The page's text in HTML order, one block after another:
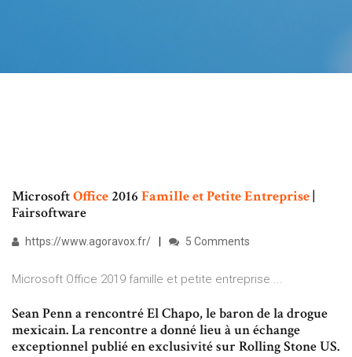
MicrosoftOffice 2016 FamilleetPetiteEntreprise|
Fairsoftware
https://www.agoravox.fr/ 5 Comments
Microsoft Office 2019 famille et petite entreprise ...
Sean Penn a rencontré El Chapo, le baron de la drogue
mexicain. La rencontre a donné lieu à un échange
exceptionnel publié en exclusivité sur Rolling Stone US.